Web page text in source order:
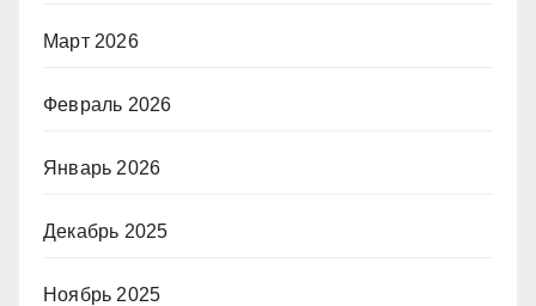
Март 2026
Февраль 2026
Январь 2026
Декабрь 2025
Ноябрь 2025